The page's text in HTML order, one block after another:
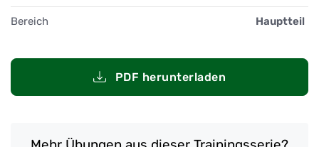
Bereich Hauptteil
PDF herunterladen